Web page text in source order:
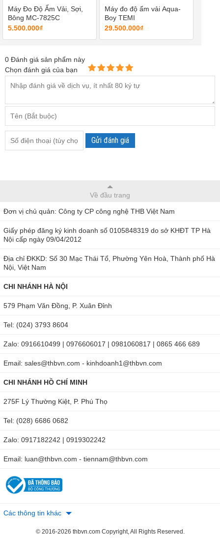
Máy đo độ ẩm vải MS7100C
Thiết bị có đèn số hiển thị chính xác các điều kiện độ ẩm
theo dõi những thay đổi của vật liệu trong điều kiện chính
xác và đáng tin cậy.
Ngoài ra, sản phẩm còn có tính năng tự động ngắt máy để
Màn hình hiển thị: màn hình hiển thị LCD 4 chữ số,
10mm
Dải đo: 5 ~ 40%
Độ phân giải: 0.1
Nguồn cung cấp: 4 pin 1.5 AAA
Nhiệt độ hoạt động: 0 - 50oC
Độ ẩm hoạt động: 5% -90% RH
Kích thước: 140mm × 60mm × 22mm
Trọng lượng: 195g (không bao gồm pin)
Ứng dụng của máy đo độ ẩm vật liệu dệt
Sản phẩm được sử dụng để kiểm tra độ ẩm của các loại vật
liệu sợi trong quá trình chuyển giao sợi, mua bán sợi, lưu
các nhà máy, xí nghiệp sản xuất vải dệt, đồ may mặc,...
Máy Đo Độ Ẩm Vải, Sợi,
Bông MC-7825C
5.500.000₫
Máy đo độ ẩm vải Aqua-
Boy TEMI
29.500.000₫
0 Đánh giá sản phẩm này
Chọn đánh giá của bạn
Gửi đánh giá
Về đầu trang
Đơn vị chủ quản: Công ty CP công nghệ THB Việt Nam
Giấy phép đăng ký kinh doanh số 0105848319 do sở KHĐT TP Hà
Nội cấp ngày 09/04/2012
Địa chỉ ĐKKD: Số 30 Mạc Thái Tổ, Phường Yên Hoà, Thành phố Hà
Nội, Việt Nam
CHI NHÁNH HÀ NỘI
579 Phạm Văn Đồng, P. Xuân Đỉnh
Tel: (024) 3793 8604
Zalo: 0916610499 | 0976606017 | 0981060817 | 0865 466 689
Email: sales@thbvn.com - kinhdoanh1@thbvn.com
CHI NHÁNH HỒ CHÍ MINH
275F Lý Thường Kiệt, P. Phú Thọ
Tel: (028) 6686 0682
Zalo: 0917182242 | 0919302242
Email: luan@thbvn.com - tiennam@thbvn.com
Các thông tin khác
© 2016-2026 thbvn.com Copyright, All Rights Reserved.